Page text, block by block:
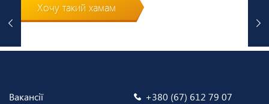
Хочу такий хамам
Вакансії
+380 (67) 612 79 07